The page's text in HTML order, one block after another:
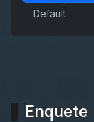
Default
Enquete